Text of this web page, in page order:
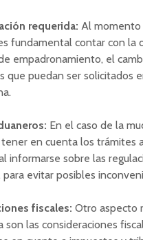
requerida: Al momento
fundamental contar con la
empadronamiento, el
que puedan ser solicitados
En el caso de la
en cuenta los trámites
informarse sobre las
para evitar posibles
fiscales: Otro aspecto
son las consideraciones